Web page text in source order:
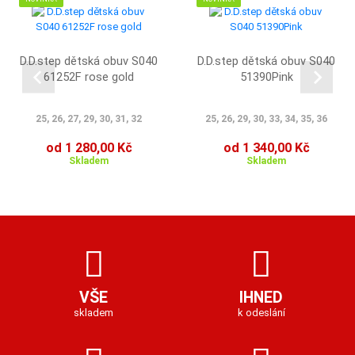
D.D.step dětská obuv S040
61252F rose gold
25, 26, 27, 29, 30, 31, 32
od 1 280,00 Kč
Skladem
D.D.step dětská obuv S040
51390Pink
25, 26, 29, 30, 33, 34, 35, 36
od 1 340,00 Kč
Skladem
VŠE
skladem
IHNED
k odeslání